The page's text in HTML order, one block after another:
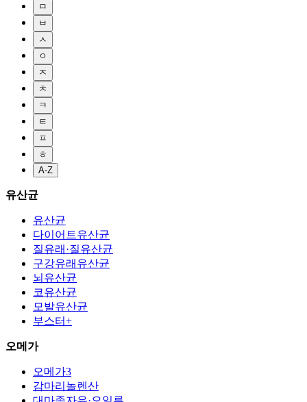
ㅁ
ㅂ
ㅅ
ㅇ
ㅈ
ㅊ
ㅋ
ㅌ
ㅍ
ㅎ
A-Z
유산균
유산균
다이어트유산균
질유래·질유산균
구강유래유산균
뇌유산균
코유산균
모발유산균
부스터+
오메가
오메가3
감마리놀렌산